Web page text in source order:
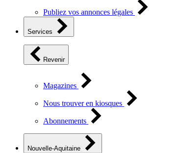
Publiez vos annonces légales
Services
Revenir
Magazines
Nous trouver en kiosques
Abonnements
Nouvelle-Aquitaine